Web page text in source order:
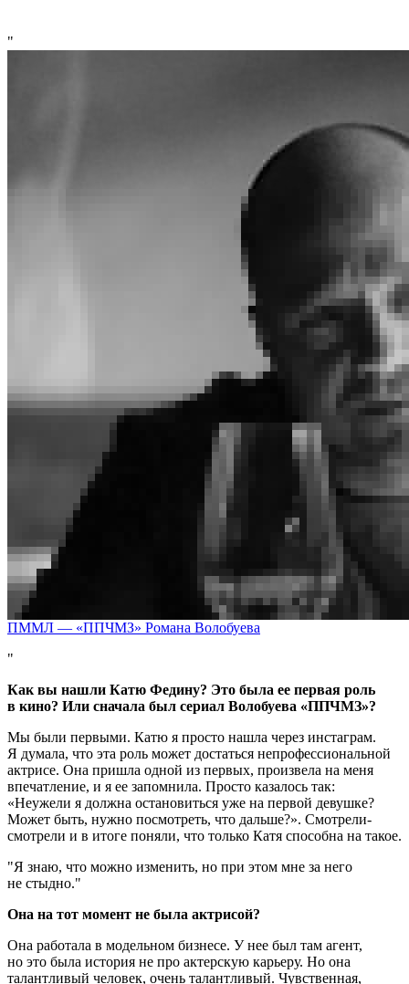
ПММЛ — «ППЧМЗ» Романа Волобуева
Как вы нашли Катю Федину? Это была ее первая роль
в кино? Или сначала был сериал Волобуева «ППЧМЗ»?
Мы были первыми. Катю я просто нашла через инстаграм.
Я думала, что эта роль может достаться непрофессиональной
актрисе. Она пришла одной из первых, произвела на меня
впечатление, и я ее запомнила. Просто казалось так:
«Неужели я должна остановиться уже на первой девушке?
Может быть, нужно посмотреть, что дальше?». Смотрели-
смотрели и в итоге поняли, что только Катя способна на такое.
Я знаю, что можно изменить, но при этом мне за него
не стыдно.
Она на тот момент не была актрисой?
Она работала в модельном бизнесе. У нее был там агент,
но это была история не про актерскую карьеру. Но она
талантливый человек, очень талантливый. Чувственная,